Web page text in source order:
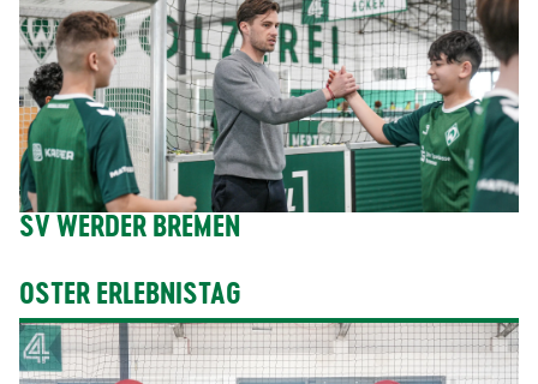
SV WERDER BREMEN
OSTER ERLEBNISTAG